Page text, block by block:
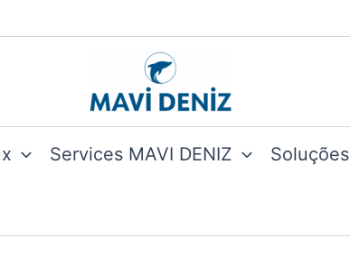
Services MAVI DENIZ Soluções